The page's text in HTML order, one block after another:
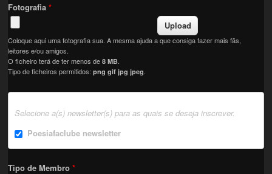
Fotografia*
Coloque aqui uma fotografia sua. A mesma ajuda a que consiga fazer mais fãs,
leitores e/ou amigos.
O ficheiro terá de ter menos de8 MB
Tipo de ficheiros permitidos:png gif jpg jpeg
Selecione a(s) newsletter(s) para as quais se deseja inscrever.
Poesiafaclube newsletter
Tipo de Membro*